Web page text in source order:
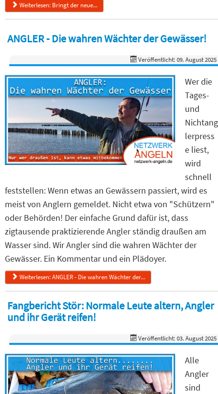
Weiterlesen: Bringt der neue...
ANGLER - Die wahren Wächter der Gewässer!
Veröffentlicht: 09. August 2025
Wer die
Tages-
und
Nichtang
lerpress
e liest,
wird
schnell
feststellen: Wenn etwas an Gewässern passiert, wird es
meist von Anglern gemeldet. Nicht etwa von "Schützern"
oder Behörden! Der einfache Grund dafür ist, dass
zigtausende praktizierende Angler ständig draußen am
Wasser sind. Wir Angler sind die wahren Wächter der
Gewässer. Ein Kommentar und ein Plädoyer.
Weiterlesen: ANGLER - Die wahren Wächter der...
Fangbericht Stör: Normale Leute altern, Angler
und ihr Gerät reifen!
Veröffentlicht: 03. August 2025
Alle
Angler
sind